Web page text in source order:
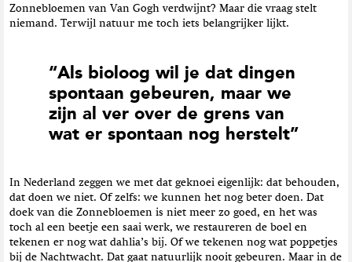
Zonnebloemen van Van Gogh verdwijnt? Maar die vraag stelt
niemand. Terwijl natuur me toch iets belangrijker lijkt.
“Als bioloog wil je dat dingen
spontaan gebeuren, maar we
zijn al ver over de grens van
wat er spontaan nog herstelt”
In Nederland zeggen we met dat geknoei eigenlijk: dat behouden,
dat doen we niet. Of zelfs: we kunnen het nog beter doen. Dat
doek van die Zonnebloemen is niet meer zo goed, en het was
toch al een beetje een saai werk, we restaureren de boel en
tekenen er nog wat dahlia’s bij. Of we tekenen nog wat poppetjes
bij de Nachtwacht. Dat gaat natuurlijk nooit gebeuren. Maar in de